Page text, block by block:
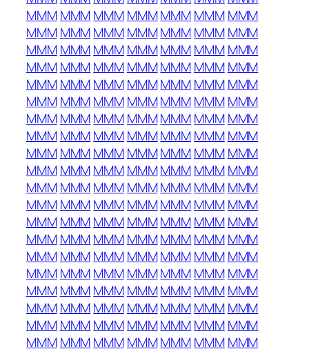
MMM MMMMMMMMMMMMMMM MMM
MMM MMMMMMMMMMMMMMM MMM
MMM MMMMMMMMMMMMMMM MMM
MMM MMMMMMMMMMMMMMM MMM
MMM MMMMMMMMMMMMMMM MMM
MMM MMMMMMMMMMMMMMM MMM
MMM MMMMMMMMMMMMMMM MMM
MMM MMMMMMMMMMMMMMM MMM
MMM MMMMMMMMMMMMMMM MMM
MMM MMMMMMMMMMMMMMM MMM
MMM MMMMMMMMMMMMMMM MMM
MMM MMMMMMMMMMMMMMM MMM
MMM MMMMMMMMMMMMMMM MMM
MMM MMMMMMMMMMMMMMM MMM
MMM MMMMMMMMMMMMMMM MMM
MMM MMMMMMMMMMMMMMM MMM
MMM MMMMMMMMMMMMMMM MMM
MMM MMMMMMMMMMMMMMM MMM
MMM MMMMMMMMMMMMMMM MMM
MMM MMMMMMMMMMMMMMM MMM